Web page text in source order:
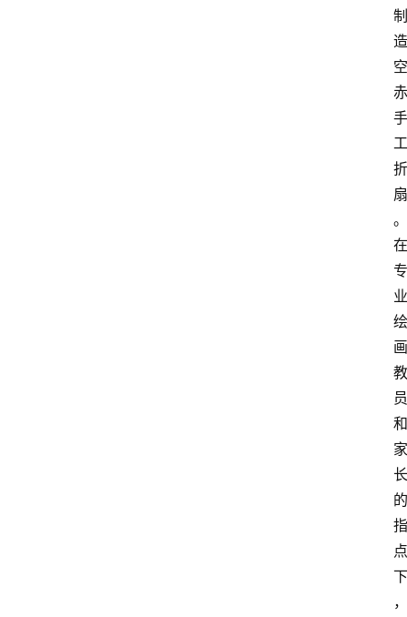
制
造
空
赤
手
工
折
扇
。
在
专
业
绘
画
教
员
和
家
长
的
指
点
下
，